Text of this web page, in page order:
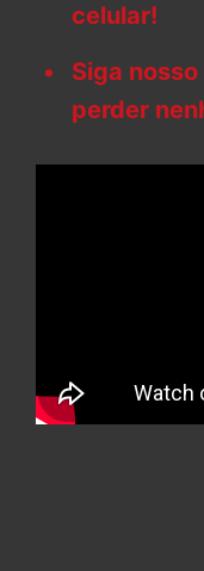
celular!
Siga
perder